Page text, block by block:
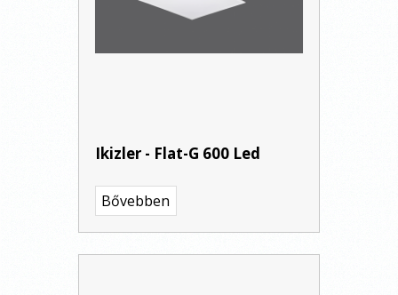
Ikizler - Flat-G 600 Led
Bővebben